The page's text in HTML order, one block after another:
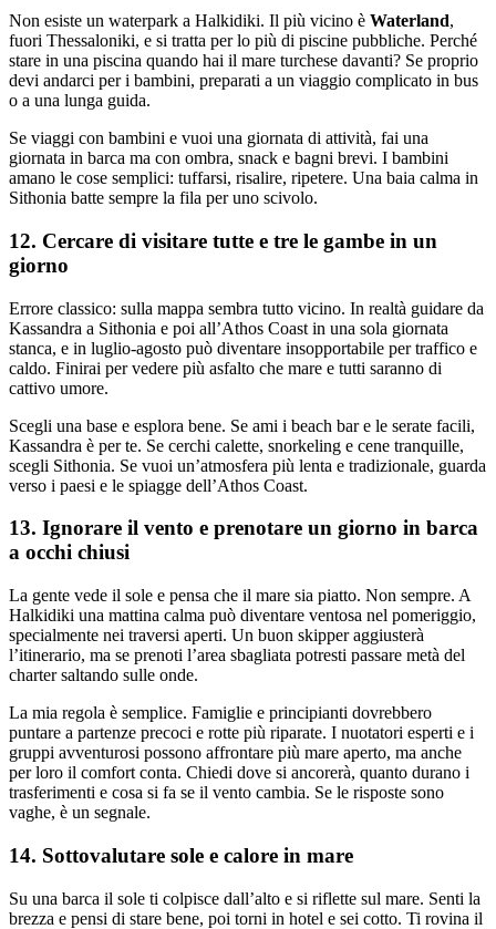
Non esiste un waterpark a Halkidiki. Il più vicino è Waterland,
fuori Thessaloniki, e si tratta per lo più di piscine pubbliche. Perché
stare in una piscina quando hai il mare turchese davanti? Se proprio
devi andarci per i bambini, preparati a un viaggio complicato in bus
o a una lunga guida.
Se viaggi con bambini e vuoi una giornata di attività, fai una
giornata in barca ma con ombra, snack e bagni brevi. I bambini
amano le cose semplici: tuffarsi, risalire, ripetere. Una baia calma in
Sithonia batte sempre la fila per uno scivolo.
12. Cercare di visitare tutte e tre le gambe in un
giorno
Errore classico: sulla mappa sembra tutto vicino. In realtà guidare da
Kassandra a Sithonia e poi all’Athos Coast in una sola giornata
stanca, e in luglio-agosto può diventare insopportabile per traffico e
caldo. Finirai per vedere più asfalto che mare e tutti saranno di
cattivo umore.
Scegli una base e esplora bene. Se ami i beach bar e le serate facili,
Kassandra è per te. Se cerchi calette, snorkeling e cene tranquille,
scegli Sithonia. Se vuoi un’atmosfera più lenta e tradizionale, guarda
verso i paesi e le spiagge dell’Athos Coast.
13. Ignorare il vento e prenotare un giorno in barca
a occhi chiusi
La gente vede il sole e pensa che il mare sia piatto. Non sempre. A
Halkidiki una mattina calma può diventare ventosa nel pomeriggio,
specialmente nei traversi aperti. Un buon skipper aggiusterà
l’itinerario, ma se prenoti l’area sbagliata potresti passare metà del
charter saltando sulle onde.
La mia regola è semplice. Famiglie e principianti dovrebbero
puntare a partenze precoci e rotte più riparate. I nuotatori esperti e i
gruppi avventurosi possono affrontare più mare aperto, ma anche
per loro il comfort conta. Chiedi dove si ancorerà, quanto durano i
trasferimenti e cosa si fa se il vento cambia. Se le risposte sono
vaghe, è un segnale.
14. Sottovalutare sole e calore in mare
Su una barca il sole ti colpisce dall’alto e si riflette sul mare. Senti la
brezza e pensi di stare bene, poi torni in hotel e sei cotto. Ti rovina il